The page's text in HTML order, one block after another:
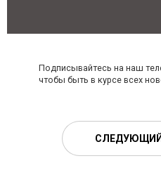
Подписывайтесь на наш
чтобы быть в курсе всех